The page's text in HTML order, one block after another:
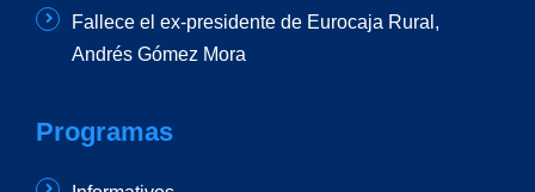
Fallece el ex-presidente de Eurocaja Rural,
Andrés Gómez Mora
Programas